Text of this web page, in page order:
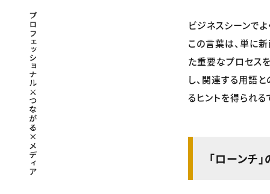
ビジネスシーンで
この言葉は、単に
た重要なプロセス
し、関連する用語
るヒントを得られる
「ローンチ